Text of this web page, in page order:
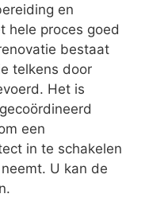
en
hele proces goed
bestaat
telkens door
Het is
een
in te schakelen
U kan de